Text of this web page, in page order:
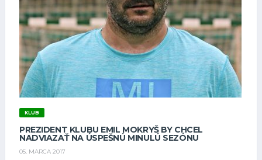
KLUB
PREZIDENT KLUBU EMIL MOKRYŠ BY CHCEL
NADVIAZAŤ NA ÚSPEŠNÚ MINULÚ SEZÓNU
05. MARCA 2017